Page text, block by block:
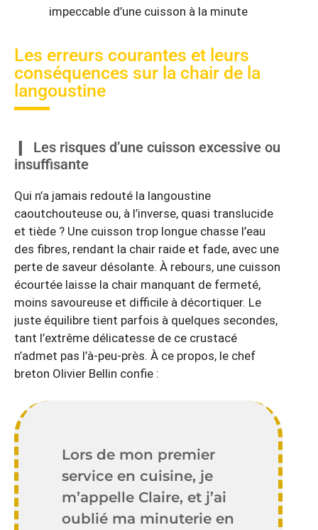
impeccable d’une cuisson à la minute
Les erreurs courantes et leurs
conséquences sur la chair de la
langoustine
Les risques d’une cuisson excessive ou
insuffisante
Qui n’a jamais redouté la langoustine
caoutchouteuse ou, à l’inverse, quasi translucide
et tiède ? Une cuisson trop longue chasse l’eau
des fibres, rendant la chair raide et fade, avec une
perte de saveur désolante. À rebours, une cuisson
écourtée laisse la chair manquant de fermeté,
moins savoureuse et difficile à décortiquer. Le
juste équilibre tient parfois à quelques secondes,
tant l’extrême délicatesse de ce crustacé
n’admet pas l’à-peu-près. À ce propos, le chef
breton Olivier Bellin confie :
Lors de mon premier
service en cuisine, je
m’appelle Claire, et j’ai
oublié ma minuterie en